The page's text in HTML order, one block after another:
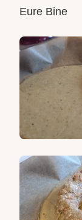
Eure Bine